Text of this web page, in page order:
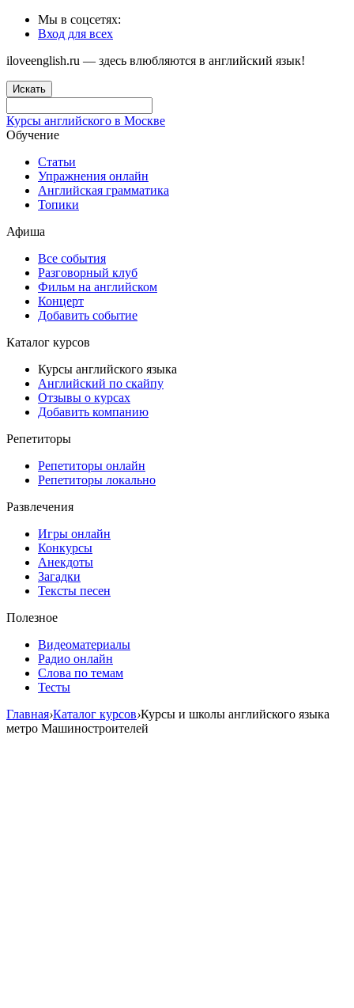
Мы в соцсетях:
Вход для всех
iloveenglish.ru — здесь влюбляются в английский язык!
Искать
Курсы английского в Москве
Обучение
Статьи
Упражнения онлайн
Английская грамматика
Топики
Афиша
Все события
Разговорный клуб
Фильм на английском
Концерт
Добавить событие
Каталог курсов
Курсы английского языка
Английский по скайпу
Отзывы о курсах
Добавить компанию
Репетиторы
Репетиторы онлайн
Репетиторы локально
Развлечения
Игры онлайн
Конкурсы
Анекдоты
Загадки
Тексты песен
Полезное
Видеоматериалы
Радио онлайн
Слова по темам
Тесты
Главная›Каталог курсов›Курсы и школы английского языка
метро Машиностроителей